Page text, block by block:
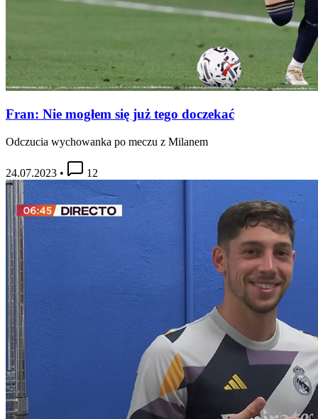
Fran: Nie mogłem się już tego doczekać
Odczucia wychowanka po meczu z Milanem
24.07.2023 • 12